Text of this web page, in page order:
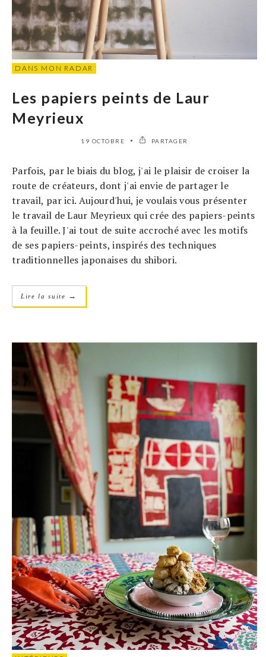
DANS MON RADAR
Les papiers peints de Laur
Meyrieux
19 OCTOBRE PARTAGER
Parfois, par le biais du blog, j'ai le plaisir de croiser la
route de créateurs, dont j'ai envie de partager le
travail, par ici. Aujourd'hui, je voulais vous présenter
le travail de Laur Meyrieux qui crée des papiers-peints
à la feuille. J'ai tout de suite accroché avec les motifs
de ses papiers-peints, inspirés des techniques
traditionnelles japonaises du shibori.
Lire la suite →